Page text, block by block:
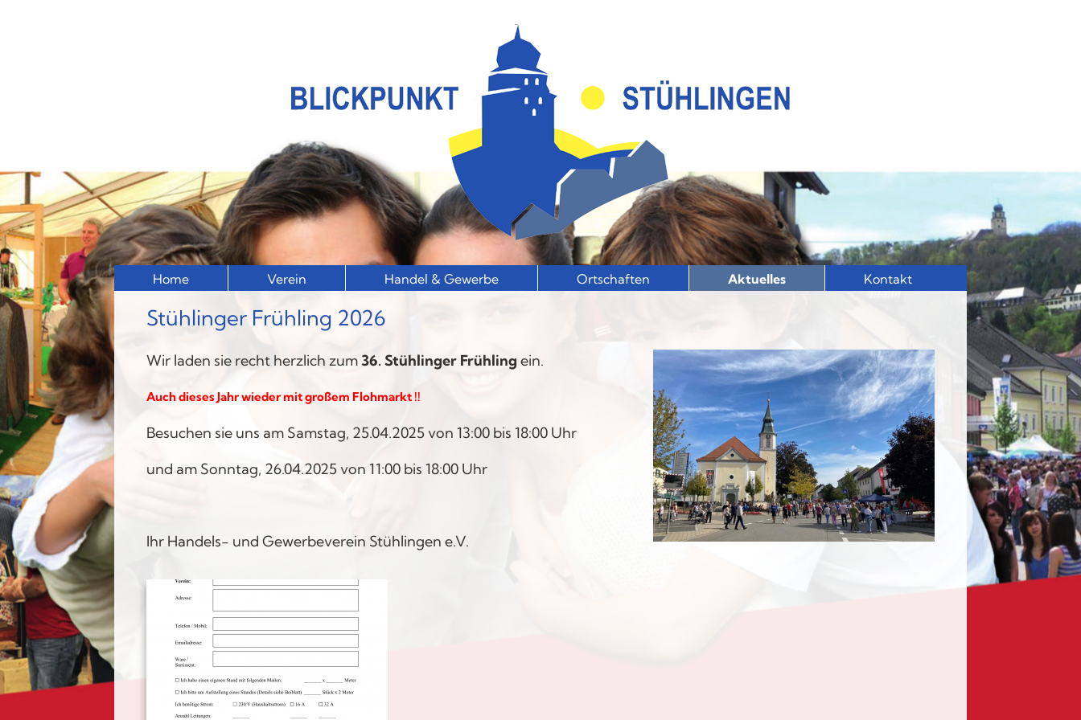
Home Verein Handel & Gewerbe Ortschaften Aktuelles Kontakt
Stühlinger Frühling 2026
Wir laden sie recht herzlich zum 36. Stühlinger Frühling ein.
Auch dieses Jahr wieder mit großem Flohmarkt !!
Besuchen sie uns am Samstag, 25.04.2025 von 13:00 bis 18:00 Uhr
und am Sonntag, 26.04.2025 von 11:00 bis 18:00 Uhr
Ihr Handels- und Gewerbeverein Stühlingen e.V.